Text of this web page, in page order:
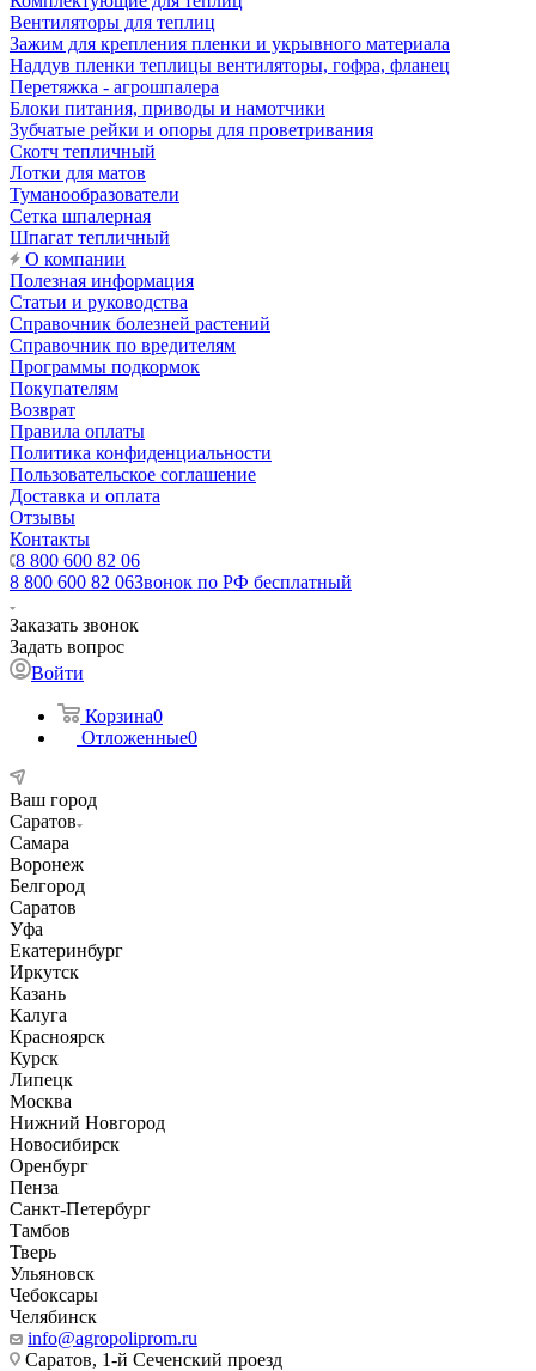
Вентиляторы для теплиц
Зажим для крепления пленки и укрывного материала
Наддув пленки теплицы вентиляторы, гофра, фланец
Перетяжка - агрошпалера
Блоки питания, приводы и намотчики
Зубчатые рейки и опоры для проветривания
Скотч тепличный
Лотки для матов
Туманообразователи
Сетка шпалерная
Шпагат тепличный
О компании
Полезная информация
Статьи и руководства
Справочник болезней растений
Справочник по вредителям
Программы подкормок
Покупателям
Возврат
Правила оплаты
Политика конфиденциальности
Пользовательское соглашение
Доставка и оплата
Отзывы
Контакты
8 800 600 82 06
8 800 600 82 06Звонок по РФ бесплатный
Заказать звонок
Задать вопрос
Войти
Корзина0
Отложенные0
Ваш город
Саратов
Самара
Воронеж
Белгород
Саратов
Уфа
Екатеринбург
Иркутск
Казань
Калуга
Красноярск
Курск
Липецк
Москва
Нижний Новгород
Новосибирск
Оренбург
Пенза
Санкт-Петербург
Тамбов
Тверь
Ульяновск
Чебоксары
Челябинск
info@agropoliprom.ru
Саратов, 1-й Сеченский проезд